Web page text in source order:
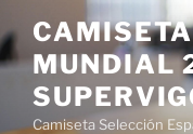
al
contenido
MUNDIAL
Camiseta Selección